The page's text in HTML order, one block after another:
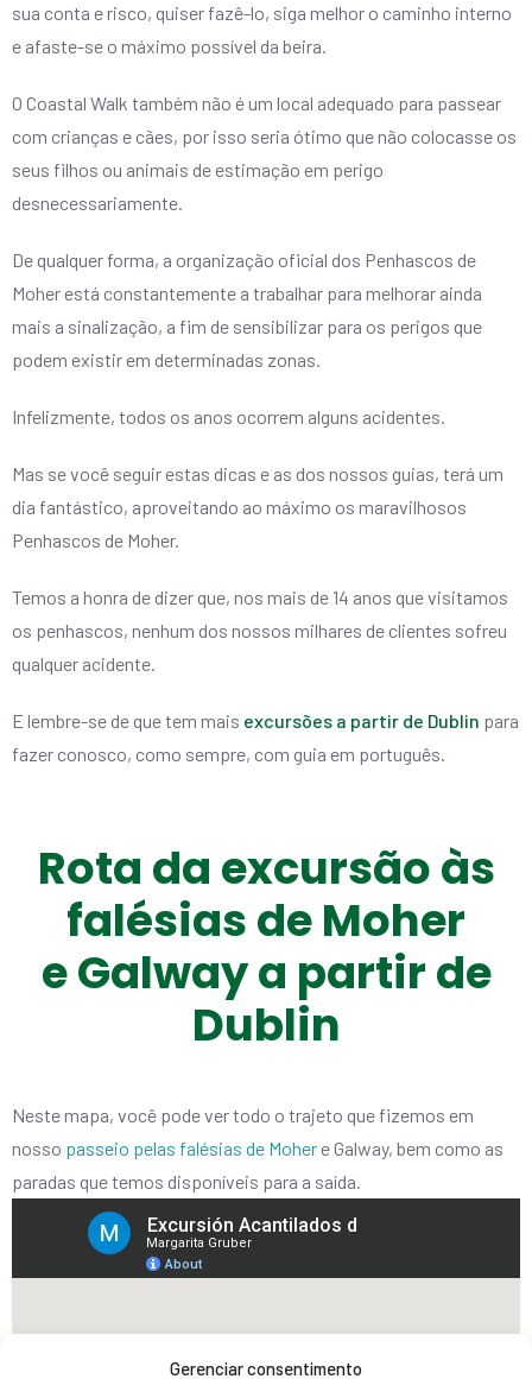
Gerenciar consentimento
sua conta e risco, quiser fazê-lo, siga melhor o caminho interno
e afaste-se o máximo possível da beira.
O Coastal Walk também não é um local adequado para passear
com crianças e cães, por isso seria ótimo que não colocasse os
seus filhos ou animais de estimação em perigo
desnecessariamente.
De qualquer forma, a organização oficial dos Penhascos de
Moher está constantemente a trabalhar para melhorar ainda
mais a sinalização, a fim de sensibilizar para os perigos que
podem existir em determinadas zonas.
Infelizmente, todos os anos ocorrem alguns acidentes.
Mas se você seguir estas dicas e as dos nossos guias, terá um
dia fantástico, aproveitando ao máximo os maravilhosos
Penhascos de Moher.
Temos a honra de dizer que, nos mais de 14 anos que visitamos
os penhascos, nenhum dos nossos milhares de clientes sofreu
qualquer acidente.
E lembre-se de que tem mais excursões a partir de Dublin para
fazer conosco, como sempre, com guia em português.
Rota da excursão às
falésias de Moher
e Galway a partir de
Dublin
Neste mapa, você pode ver todo o trajeto que fizemos em
nosso passeio pelas falésias de Mohere Galway, bem como as
paradas que temos disponíveis para a saída.